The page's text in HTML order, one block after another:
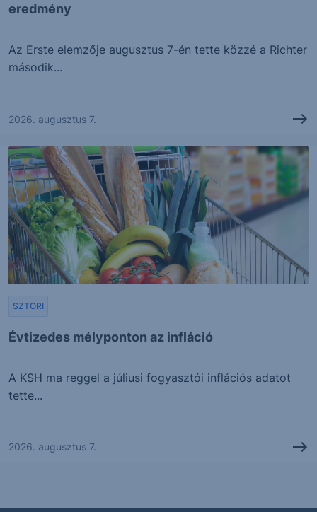
eredmény
Az Erste elemzője augusztus 7-én tette közzé a Richter
második...
2026. augusztus 7.
Évtizedes mélyponton az infláció
SZTORI
A KSH ma reggel a júliusi fogyasztói inflációs adatot
tette...
2026. augusztus 7.